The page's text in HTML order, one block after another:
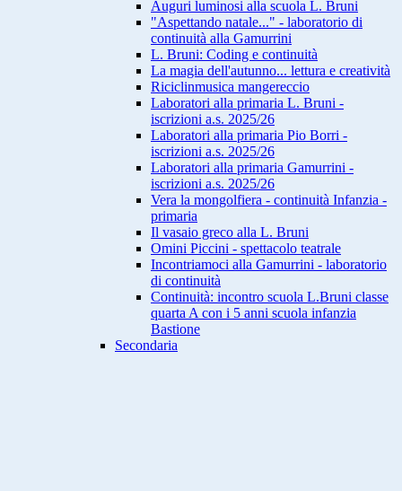
Auguri luminosi alla scuola L. Bruni
"Aspettando natale..." - laboratorio di
continuità alla Gamurrini
L. Bruni: Coding e continuità
La magia dell'autunno... lettura e creatività
Riciclinmusica mangereccio
Laboratori alla primaria L. Bruni -
iscrizioni a.s. 2025/26
Laboratori alla primaria Pio Borri -
iscrizioni a.s. 2025/26
Laboratori alla primaria Gamurrini -
iscrizioni a.s. 2025/26
Vera la mongolfiera - continuità Infanzia -
primaria
Il vasaio greco alla L. Bruni
Omini Piccini - spettacolo teatrale
Incontriamoci alla Gamurrini - laboratorio
di continuità
Continuità: incontro scuola L.Bruni classe
quarta A con i 5 anni scuola infanzia
Bastione
Secondaria